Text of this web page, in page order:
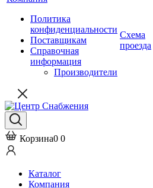
Политика
конфиденциальности
Поставщикам
Справочная
информация
Производители
Схема
проезда
Корзина0 0
Каталог
Компания